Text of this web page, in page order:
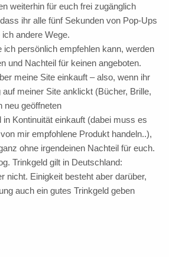
weiterhin für euch frei zugänglich
ihr alle fünf Sekunden von Pop-Ups
andere Wege.
ich persönlich empfehlen kann, werden
und Nachteil für keinen angeboten.
meine Site einkauft – also, wenn ihr
meiner Site anklickt (Bücher, Brille,
neu geöffneten
Kontinuität einkauft (dabei muss es
mir empfohlene Produkt handeln..),
ohne irgendeinen Nachteil für euch.
Trinkgeld gilt in Deutschland:
nicht. Einigkeit besteht aber darüber,
auch ein gutes Trinkgeld geben